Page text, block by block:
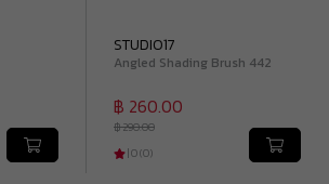
STUDIO17
Angled Shading Brush 442
฿ 260.00
฿ 290.00
|0(0)